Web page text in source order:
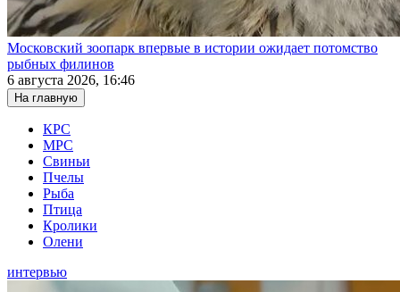
Московский зоопарк впервые в истории ожидает потомство
рыбных филинов
6 августа 2026, 16:46
На главную
КРС
МРС
Свиньи
Пчелы
Рыба
Птица
Кролики
Олени
интервью